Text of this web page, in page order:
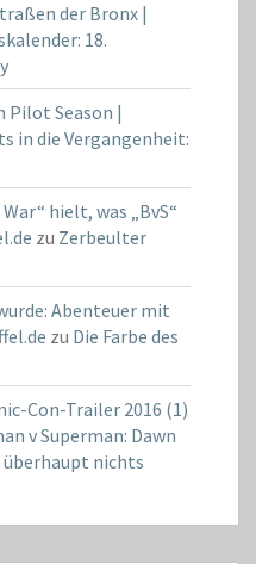
der Bronx |
18.
Pilot Season |
in die Vergangenheit:
hielt, was „BvS“
zu Zerbeulter
Abenteuer mit
zu Die Farbe des
Con-Trailer 2016 (1)
v Superman: Dawn
überhaupt nichts